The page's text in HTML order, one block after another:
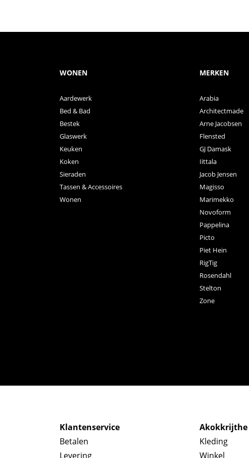
WONEN
Aardewerk
Bed & Bad
Bestek
Glaswerk
Keuken
Koken
Sieraden
Tassen & Accessoires
Wonen
MERKEN
Arabia
Architectmade
Arne Jacobsen
Flensted
GJ Damask
Iittala
Jacob Jensen
Magisso
Marimekko
Novoform
Pappelina
Picto
Piet Hein
RigTig
Rosendahl
Stelton
Zone
Klantenservice
Betalen
Levering
Akokkrijthe
Kleding
Winkel